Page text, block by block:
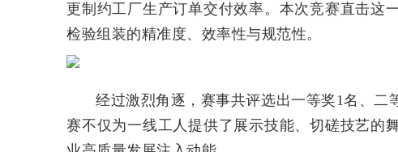
更制约工厂生产订单交付效率。本次竞赛直击这
检验组装的精准度、效率性与规范性。
经过激烈角逐，赛事共评选出一等奖1名、二
赛不仅为一线工人提供了展示技能、切磋技艺的